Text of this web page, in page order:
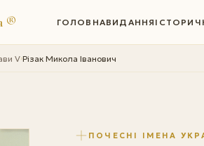
® ГОЛОВНАВИДАННЯ
V›Різак Микола Іванович
ПОЧЕСНІ ІМЕНА